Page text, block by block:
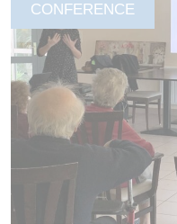
CONFERENCE